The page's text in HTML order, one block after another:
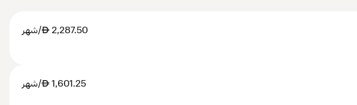
2,287.50
AED/شهر
1,601.25
AED/شهر